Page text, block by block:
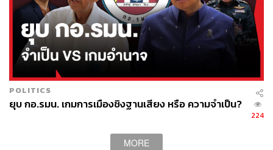
พรรครวมไทยสร้างชาติ
งบประมาณ
POLITICS
ยุบ กอ.รมน. เกมการเมืองชิงฐานเสียง หรือ ความจำเป็น?
224
MORE